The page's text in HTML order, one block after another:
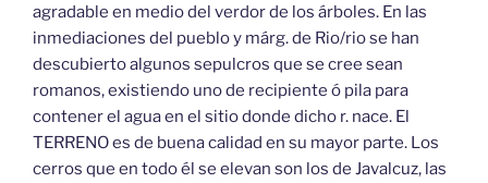
agradable en medio del verdor de los árboles. En las
inmediaciones del pueblo y márg. de Rio/rio se han
descubierto algunos sepulcros que se cree sean
romanos, existiendo uno de recipiente ó pila para
contener el agua en el sitio donde dicho r. nace. El
TERRENO es de buena calidad en su mayor parte. Los
cerros que en todo él se elevan son los de Javalcuz, las